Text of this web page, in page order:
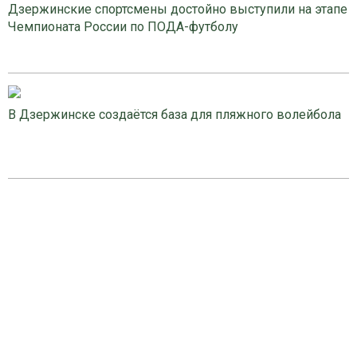
Дзержинские спортсмены достойно выступили на этапе
Чемпионата России по ПОДА-футболу
В Дзержинске создаётся база для пляжного волейбола